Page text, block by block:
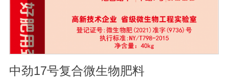
中劲17号复合微生物肥料